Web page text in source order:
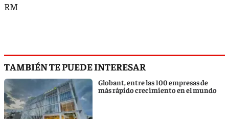
RM
TAMBIÉN TE PUEDE INTERESAR
Globant, entre las 100 empresas de
más rápido crecimiento en el mundo